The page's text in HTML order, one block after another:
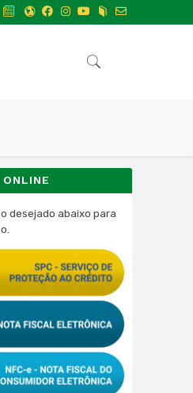
desejado abaixo para